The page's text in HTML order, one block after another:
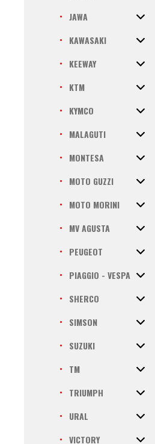
JAWA
KAWASAKI
KEEWAY
KTM
KYMCO
MALAGUTI
MONTESA
MOTO GUZZI
MOTO MORINI
MV AGUSTA
PEUGEOT
PIAGGIO - VESPA
SHERCO
SIMSON
SUZUKI
TM
TRIUMPH
URAL
VICTORY